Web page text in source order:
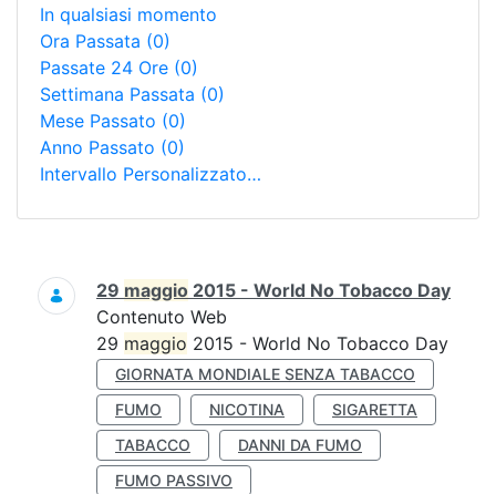
In qualsiasi momento
Ora Passata (0)
Passate 24 Ore (0)
Settimana Passata (0)
Mese Passato (0)
Anno Passato (0)
Intervallo Personalizzato…
Ricerca
29 maggio 2015 - World No Tobacco Day
Contenuto Web
29 maggio 2015 - World No Tobacco Day
GIORNATA MONDIALE SENZA TABACCO
FUMO
NICOTINA
SIGARETTA
TABACCO
DANNI DA FUMO
FUMO PASSIVO